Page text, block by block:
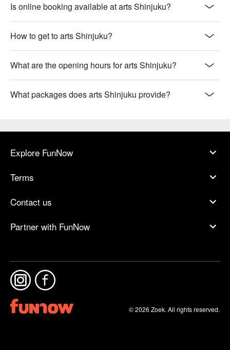
Is online booking available at arts Shinjuku?
How to get to arts Shinjuku?
What are the opening hours for arts Shinjuku?
What packages does arts Shinjuku provide?
Explore FunNow
Terms
Contact us
Partner with FunNow
© 2026 Zoek. All rights reserved.